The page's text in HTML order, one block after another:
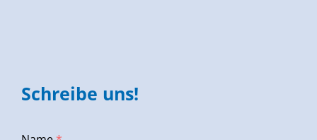
Schreibe uns!